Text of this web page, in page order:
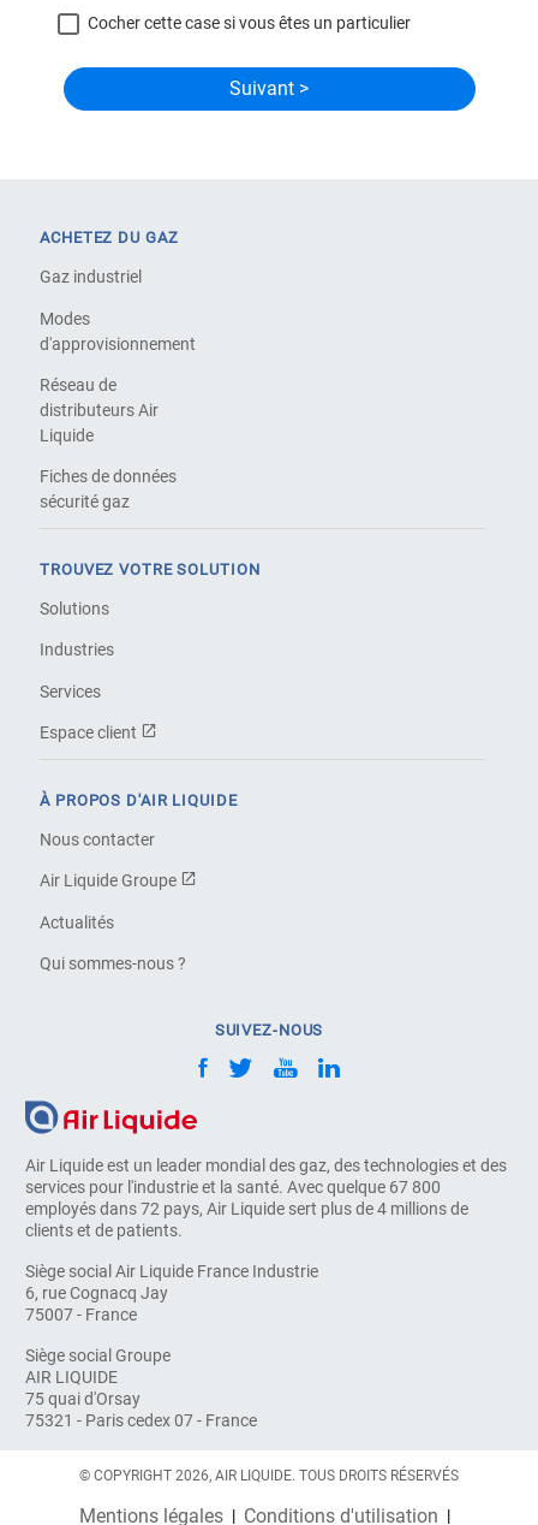
Cocher cette case si vous êtes un particulier
Air Liquide est un leader mondial des gaz, des technologies et des
services pour l'industrie et la santé. Avec quelque 67 800
employés dans 72 pays, Air Liquide sert plus de 4 millions de
clients et de patients.
Siège social Air Liquide France Industrie
6, rue Cognacq Jay
75007 - France
Siège social Groupe
AIR LIQUIDE
75 quai d'Orsay
75321 - Paris cedex 07 - France
ACHETEZ DU GAZ
Gaz industriel
Modes
d'approvisionnement
Réseau de
distributeurs Air
Liquide
Fiches de données
sécurité gaz
TROUVEZ VOTRE SOLUTION
Solutions
Industries
Services
Espace client
À PROPOS D'AIR LIQUIDE
Nous contacter
Air Liquide Groupe
Actualités
Qui sommes-nous ?
SUIVEZ-NOUS
© COPYRIGHT 2026, AIR LIQUIDE. TOUS DROITS RÉSERVÉS
Mentions légales Conditions d'utilisation